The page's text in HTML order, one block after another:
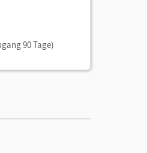
90 Tage)